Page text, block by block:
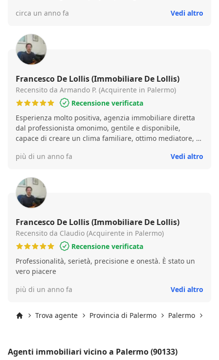
particolarmente, colpito dalla preparazione e dalla
"incidenti di percorso" che, sovente, possono capitare
durante la trattativa e le successive fasi. Il sig. Francesco
è sempre pronto a risolvere tutte! In tre parole:
professionalità; competenza e trasparenza. Non esiterò
in futuro a ritornare, se avrò intenzione di acquistare o
vendere casa. Per esperienza personale, diffido dalle
agenzie immobiliari cosiddette "blasonate" con le quali
ho avuto, invece, pessime esperienze e dove la persona
che trattata come all'occorrenza da addescare.
circa un anno fa Vedi altro
Francesco De Lollis (Immobiliare De Lollis)
Recensito da Armando P. (Acquirente in Palermo)
Recensione verificata
Esperienza molto positiva, agenzia immobiliare diretta
dal professionista omonimo, gentile e disponibile,
capace di creare un clima familiare, ottimo mediatore, si
dare seguito ad ogni richiesta di chiarimento necessaria
del contratto di acquisto dell'immobile.
più di un anno fa Vedi altro
Francesco De Lollis (Immobiliare De Lollis)
Recensito da Claudio (Acquirente in Palermo)
Recensione verificata
Professionalità, serietà, precisione e onestà. È stato un
vero piacere
più di un anno fa
Vedi altro
Trova agente Provincia di Palermo Palermo
Agenti immobiliari vicino a Palermo (90133)